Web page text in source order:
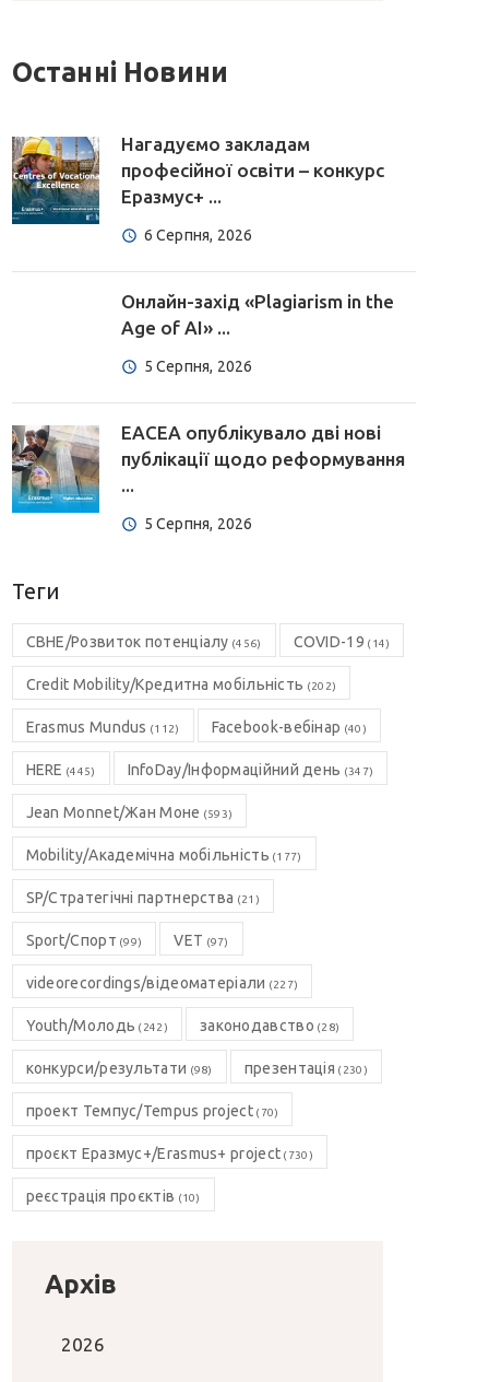
Останні Новини
Нагадуємо закладам
професійної освіти – конкурс
Еразмус+ ...
6 Серпня, 2026
Онлайн-захід «Plagiarism in the
Age of AI» ...
5 Серпня, 2026
EACEA опублікувало дві нові
публікації щодо реформування
...
5 Серпня, 2026
Теги
CBHE/Розвиток потенціалу (456) COVID-19 (14)
Credit Mobility/Кредитна мобільність (202)
Erasmus Mundus (112) Facebook-вебінар (40)
HERE (445) InfoDay/Інформаційний день (347)
Jean Monnet/Жан Моне (593)
Mobility/Академічна мобільність (177)
SP/Стратегічні партнерства (21)
Sport/Спорт (99) VET (97)
videorecordings/відеоматеріали (227)
Youth/Молодь (242) законодавство (28)
конкурси/результати (98) презентація (230)
проект Темпус/Tempus project(70)
проєкт Еразмус+/Erasmus+ project (730)
реєстрація проєктів (10)
Архів
2026